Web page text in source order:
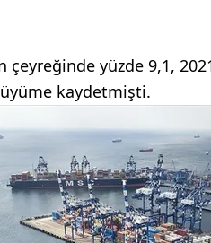
yüzde 9,1,
kaydetmişti.